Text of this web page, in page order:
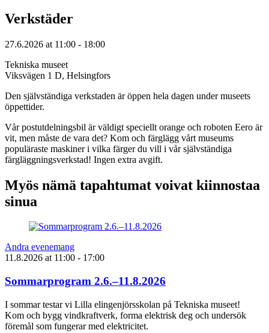
Verkstäder
27.6.2026 at 11:00 - 18:00
Tekniska museet
Viksvägen 1 D, Helsingfors
Den självständiga verkstaden är öppen hela dagen under museets
öppettider.
Vår postutdelningsbil är väldigt speciellt orange och roboten Eero är
vit, men måste de vara det? Kom och färglägg vårt museums
populäraste maskiner i vilka färger du vill i vår självständiga
färgläggningsverkstad! Ingen extra avgift.
Myös nämä tapahtumat voivat kiinnostaa
sinua
Andra evenemang
11.8.2026 at 11:00 - 17:00
Sommarprogram 2.6.–11.8.2026
I sommar testar vi Lilla elingenjörsskolan på Tekniska museet!
Kom och bygg vindkraftverk, forma elektrisk deg och undersök
föremål som fungerar med elektricitet.